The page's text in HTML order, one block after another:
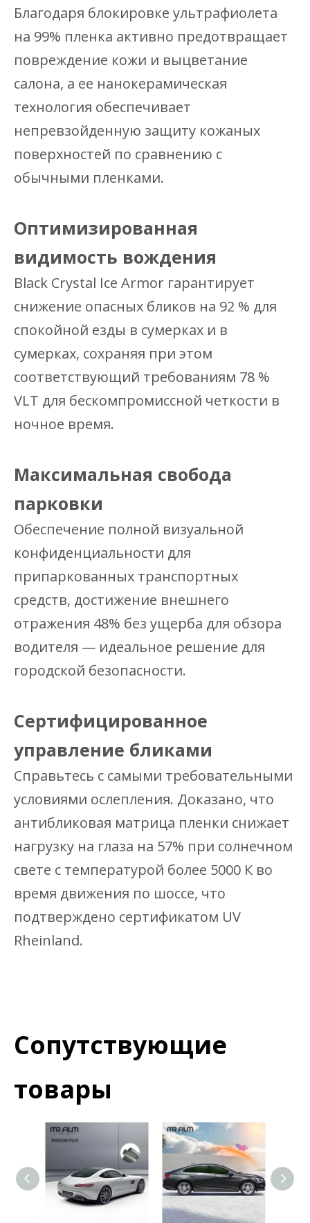
Благодаря блокировке ультрафиолета
на 99% пленка активно предотвращает
повреждение кожи и выцветание
салона, а ее нанокерамическая
технология обеспечивает
непревзойденную защиту кожаных
поверхностей по сравнению с
обычными пленками.
Оптимизированная
видимость вождения
Black Crystal Ice Armor гарантирует
снижение опасных бликов на 92 % для
спокойной езды в сумерках и в
сумерках, сохраняя при этом
соответствующий требованиям 78 %
VLT для бескомпромиссной четкости в
ночное время.
Максимальная свобода
парковки
Обеспечение полной визуальной
конфиденциальности для
припаркованных транспортных
средств, достижение внешнего
отражения 48% без ущерба для обзора
водителя — идеальное решение для
городской безопасности.
Сертифицированное
управление бликами
Справьтесь с самыми требовательными
условиями ослепления. Доказано, что
антибликовая матрица пленки снижает
нагрузку на глаза на 57% при солнечном
свете с температурой более 5000 К во
время движения по шоссе, что
подтверждено сертификатом UV
Rheinland.
Сопутствующие
товары